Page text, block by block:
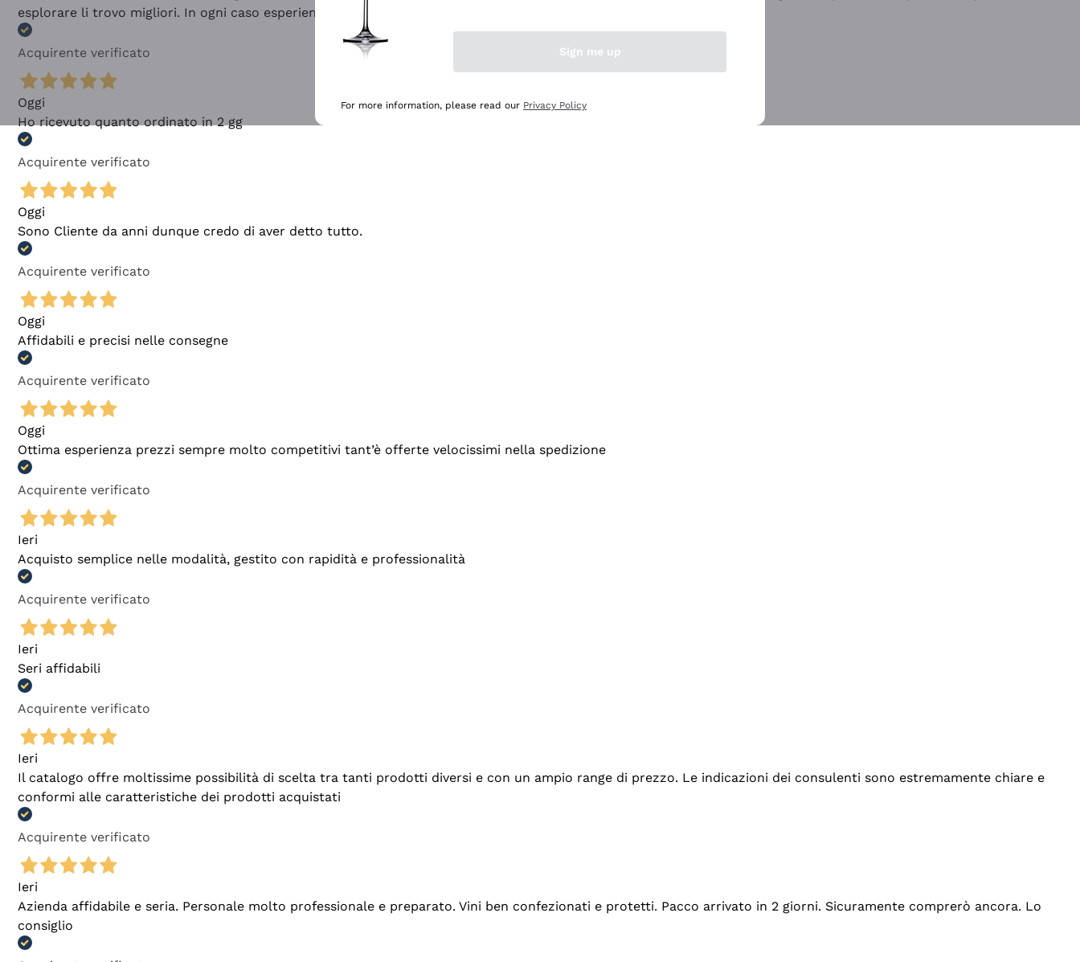
esplorare li trovo migliori. In ogni caso esperienza buona e lo consiglio! 👍
Acquirente verificato
Oggi
Ho ricevuto quanto ordinato in 2 gg
Acquirente verificato
Oggi
Sono Cliente da anni dunque credo di aver detto tutto.
Acquirente verificato
Oggi
Affidabili e precisi nelle consegne
Acquirente verificato
Oggi
Ottima esperienza prezzi sempre molto competitivi tant’è offerte velocissimi nella spedizione
Acquirente verificato
Ieri
Acquisto semplice nelle modalità, gestito con rapidità e professionalità
Acquirente verificato
Ieri
Seri affidabili
Acquirente verificato
Ieri
Il catalogo offre moltissime possibilità di scelta tra tanti prodotti diversi e con un ampio range di prezzo. Le indicazioni dei consulenti sono estremamente chiare e
conformi alle caratteristiche dei prodotti acquistati
Acquirente verificato
Ieri
Azienda affidabile e seria. Personale molto professionale e preparato. Vini ben confezionati e protetti. Pacco arrivato in 2 giorni. Sicuramente comprerò ancora. Lo
consiglio
Sign me up
For more information, please read our Privacy Policy